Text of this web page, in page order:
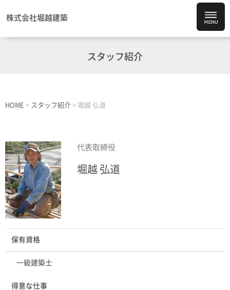
株式会社堀越建築
スタッフ紹介
HOME > スタッフ紹介 > 堀越 弘道
代表取締役
堀越 弘道
保有資格
一級建築士
得意な仕事